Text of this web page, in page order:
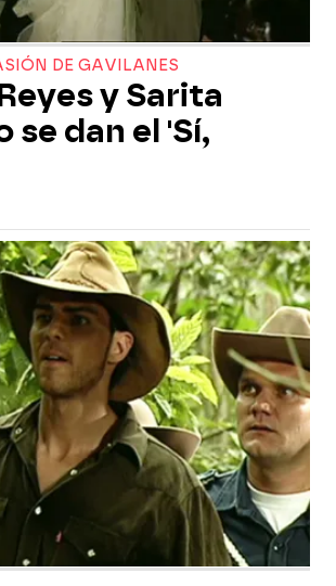
DE GAVILANES
y Sarita
se dan el 'Sí,